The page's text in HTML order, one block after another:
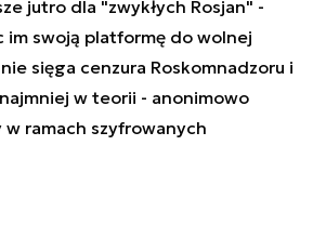
jutro dla "zwykłych Rosjan" -
im swoją platformę do wolnej
sięga cenzura Roskomnadzoru i
w teorii - anonimowo
ramach szyfrowanych